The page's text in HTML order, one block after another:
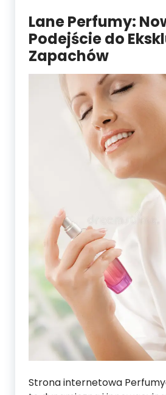
Lane Perfumy:
Podejście do
Zapachów
Strona internetowa